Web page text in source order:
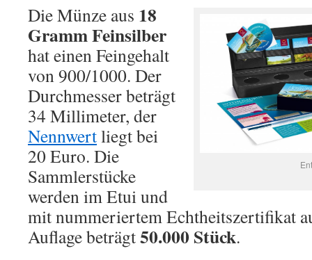
Die Münze aus 18
Gramm Feinsilber
hat einen Feingehalt
von 900/1000. Der
Durchmesser beträgt
34 Millimeter, der
Nennwertliegt bei
20 Euro. Die
Sammlerstücke
werden im Etui und
mit nummeriertem Echtheitszertifikat
Auflage beträgt50.000 Stück.